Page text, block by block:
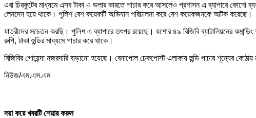
এরা চিরকুটের মাধ্যমে এসব টাকা ও ডলার ভারতে পাচার করে আসলেও প্রশাসন এ ব্যাপারে কোনো
লেনদেন হয়ে থাকে। পুলিশ বেশ কয়েকটি অভিযান পরিচালনা করে বেশ কয়েকজনকে আটক করেছে।
যাত্রীদের সচেতন করছি। পুলিশ এ ব্যাপারে তৎপর রয়েছে। যশোর ৪৯ বিজিবি ব্যাটালিয়নের
রুপি, টাকা হুন্ডির মাধ্যমে পাচার করে থাকে।
বিজিবির গোয়েন্দা নজরদারি বাড়ানো হয়েছে। বেনাপোল চেকপোস্ট এলাকায় হুন্ডি পাচার শূন্যের
নিউজ/এম.এস.এম
দয়া করে খবরটি শেয়ার করুন